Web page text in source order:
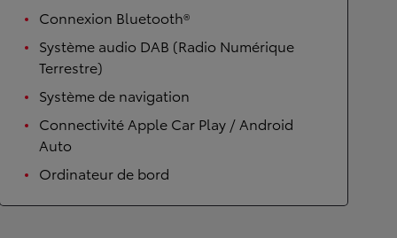
Connexion Bluetooth®
Système audio DAB (Radio Numérique
Terrestre)
Système de navigation
Connectivité Apple Car Play / Android
Auto
Ordinateur de bord